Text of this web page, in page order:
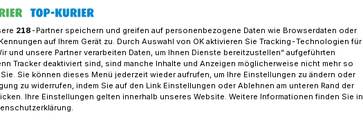
öffnet wieder seine Türen
am 28. März
218-Partner speichern und greifen auf personenbezogene Daten wie Browserdaten oder
auf Ihrem Gerät zu. Durch Auswahl von OK aktivieren Sie Tracking-Technologien für
und unsere Partner verarbeiten Daten, um Ihnen Dienste bereitzustellen“ aufgeführten
Tracker deaktiviert sind, sind manche Inhalte und Anzeigen möglicherweise nicht mehr so
Sie können dieses Menü jederzeit wieder aufrufen, um Ihre Einstellungen zu ändern oder
zu widerrufen, indem Sie auf den Link Einstellungen oder Ablehnen am unteren Rand der
Ihre Einstellungen gelten innerhalb unseres Website. Weitere Informationen finden Sie in